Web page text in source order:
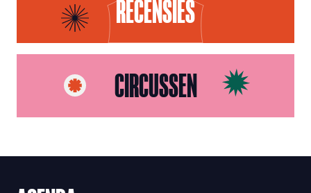
RECENSIES
CIRCUSSEN